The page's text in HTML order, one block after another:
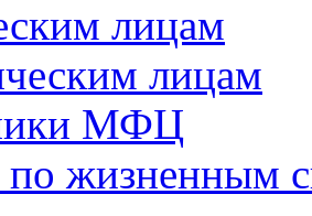
лицам
лицам
МФЦ
по жизненным